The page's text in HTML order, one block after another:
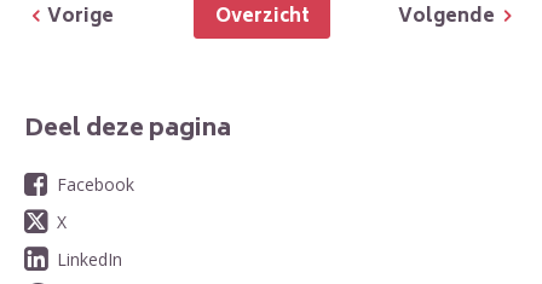
Volgende
Overzicht
Vorige
Deel deze pagina
Facebook
X
LinkedIn